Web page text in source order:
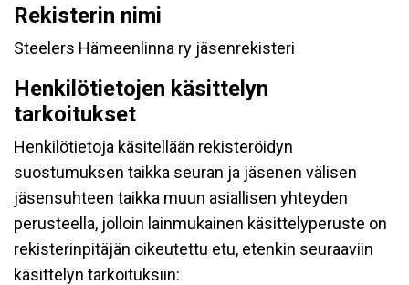
Rekisterin nimi
Steelers Hämeenlinna ry jäsenrekisteri
Henkilötietojen käsittelyn
tarkoitukset
Henkilötietoja käsitellään rekisteröidyn
suostumuksen taikka seuran ja jäsenen välisen
jäsensuhteen taikka muun asiallisen yhteyden
perusteella, jolloin lainmukainen käsittelyperuste on
rekisterinpitäjän oikeutettu etu, etenkin seuraaviin
käsittelyn tarkoituksiin: